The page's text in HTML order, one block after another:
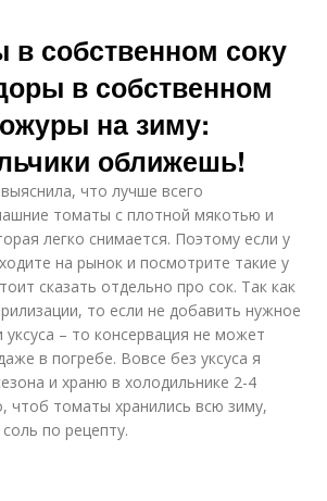
собственном соку
в собственном
на зиму:
оближешь!
что лучше всего
томаты с плотной мякотью и
легко снимается. Поэтому если у
на рынок и посмотрите такие у
сказать отдельно про сок. Так как
то если не добавить нужное
уксуса – то консервация не может
в погребе. Вовсе без уксуса я
и храню в холодильнике 2-4
чтоб томаты хранились всю зиму,
по рецепту.